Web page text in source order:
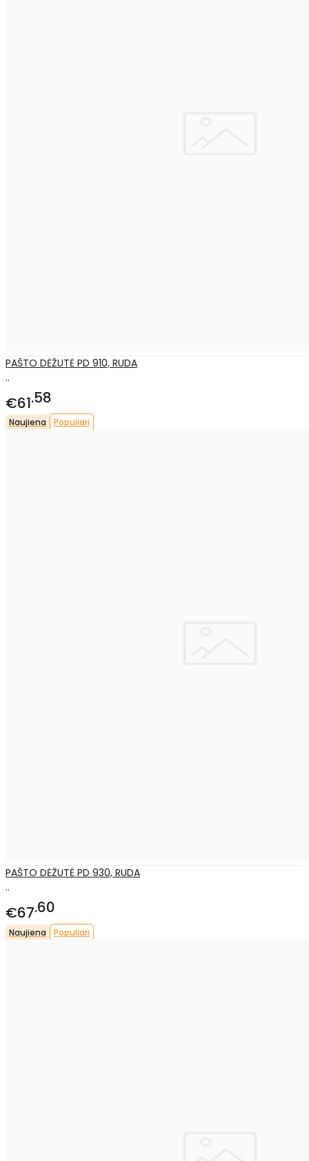
PAŠTO DĖŽUTĖ PD 910, RUDA
..
€61 58
Naujiena Populiari
PAŠTO DĖŽUTĖ PD 930, RUDA
..
€67 60
Naujiena Populiari